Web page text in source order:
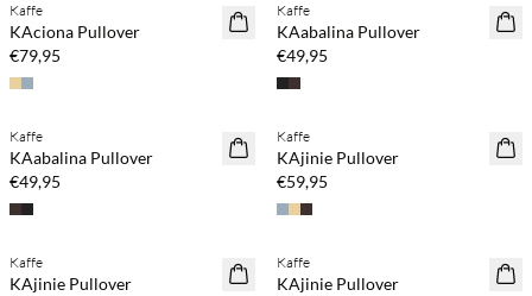
NEUHEITEN
Kaffe
KAciona Pullover
€79,95
NEUHEITEN
Kaffe
KAabalina Pullover
€49,95
NEUHEITEN
Kaufe mind. 2 & spare 20 %
Kaffe
KAabalina Pullover
€49,95
NEUHEITEN
Kaufe mind. 2 & spare 20 %
Kaffe
KAjinie Pullover
€59,95
NEUHEITEN
Kaufe mind. 2 & spare 20 %
Kaffe
KAjinie Pullover
NEUHEITEN
Kaufe mind. 2 & spare 20 %
Kaffe
KAjinie Pullover